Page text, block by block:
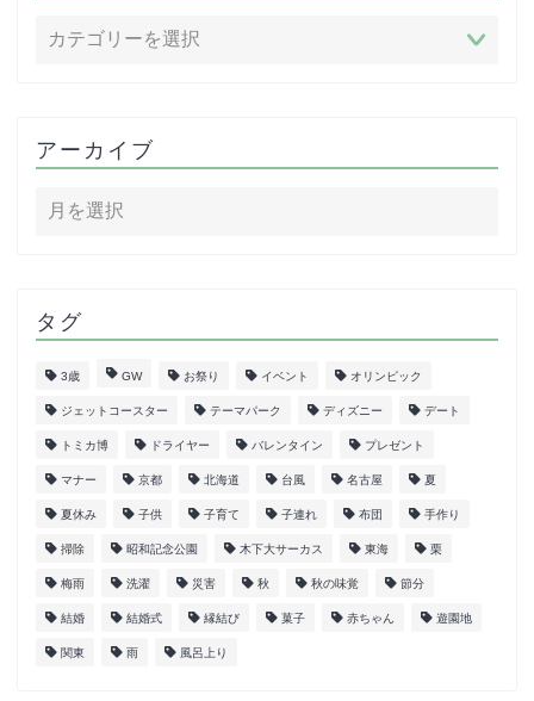
アーカイブ
タグ
3歳 GW お祭り イベント オリンピック
ジェットコースター テーマパーク ディズニー デート
トミカ博 ドライヤー バレンタイン プレゼント
マナー 京都 北海道 台風 名古屋 夏
夏休み 子供 子育て 子連れ 布団 手作り
掃除 昭和記念公園 木下大サーカス 東海 栗
梅雨 洗濯 災害 秋 秋の味覚 節分
結婚 結婚式 縁結び 菓子 赤ちゃん 遊園地
関東 雨 風呂上り